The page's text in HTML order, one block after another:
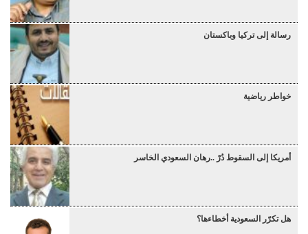
رسالة إلى تركيا وباكستان
خواطر رياضية
أمريكا إلى السقوط دُرْ ..رهان السعودي الخاسر
هل تكرّر السعودية أخطاءها؟